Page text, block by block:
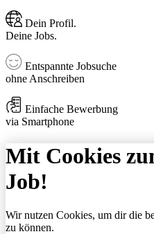
Dein Profil.
Deine Jobs.
Entspannte Jobsuche
ohne Anschreiben
Einfache Bewerbung
via Smartphone
Mit Cookies
Job!
Wir nutzen Cookies, um dir die
zu können.